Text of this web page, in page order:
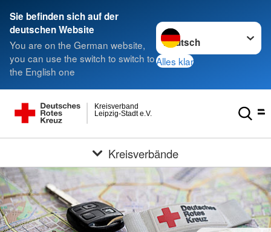
Sie befinden sich auf der
deutschen Website
You are on the German website,
you can use the switch to switch to
the English one
Sprache wechseln zu
Alles klar
Leipzig-Stadt e.V.
Kreisverband
Kreisverbände